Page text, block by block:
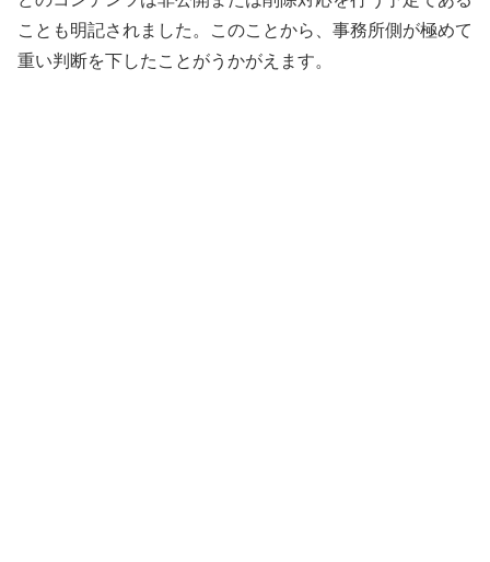
ことも明記されました。このことから、事務所側が極めて
重い判断を下したことがうかがえます。